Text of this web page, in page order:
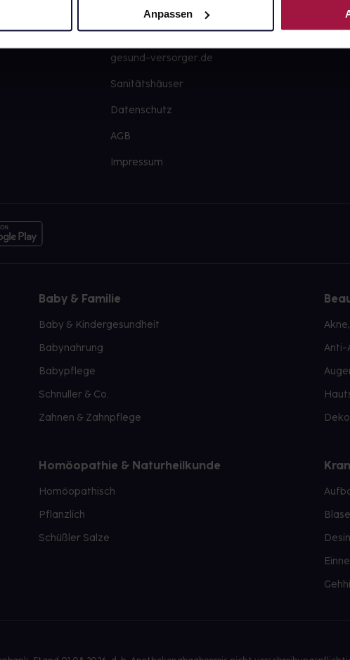
Anpassen
PAYBACK
gesund-versorger.de
Sanitätshäuser
Datenschutz
AGB
Impressum
Freie Wahl
Baby & Familie
Baby & Kindergesundheit
Babynahrung
Babypflege
Schnuller & Co.
Zahnen & Zahnpflege
Anti-
Homöopathie & Naturheilkunde
Homöopathisch
Pflanzlich
Schüßler Salze